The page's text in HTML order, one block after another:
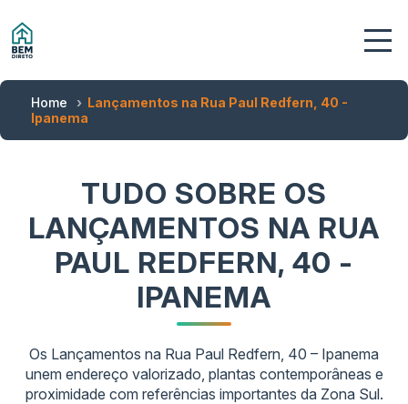
Home
Lançamentos na Rua Paul Redfern, 40 -
Ipanema
TUDO SOBRE OS
LANÇAMENTOS NA RUA
PAUL REDFERN, 40 -
IPANEMA
Os Lançamentos na Rua Paul Redfern, 40 – Ipanema
unem endereço valorizado, plantas contemporâneas e
proximidade com referências importantes da Zona Sul.